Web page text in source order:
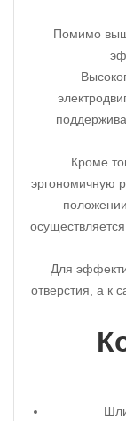
Помимо
Кроме
эргономичную
Для
отверстия, а к